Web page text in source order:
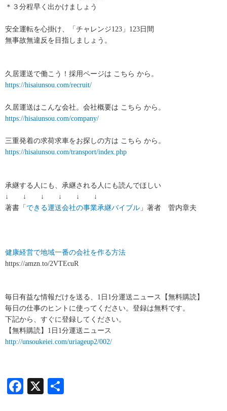
＊３分程早く出かけましょう
安全運転を心掛け、「チャレンジ123」123日間
無事故無違反を目指しましょう。
久居運送で働こう！採用ページは こちら から。
https://hisaiunsou.com/recruit/
久居運送はこんな会社。会社概要は こちら から。
https://hisaiunsou.com/company/
三重発着の求荷求車をお探しの方は こちら から。
https://hisaiunsou.com/transport/index.php
承継する人にも、承継される人にも読んでほしい
↓ ↓ ↓ ↓ ↓ ↓
著書「 できる運送会社の事業承継バイブル 」著者 菅内章夫
健康経営で地域一番の会社を作る方法
https://amzn.to/2VTEcuR
毎日有益な情報だけを送る、1日1分運送ニュース【無料購読】
毎日の仕事のヒントに使ってください。登録は無料です。
下記から、すぐに登録してください。
【無料購読】1日1分運送ニュース
http://unsoukeiei.com/uriageup2/002/
Facebook
X